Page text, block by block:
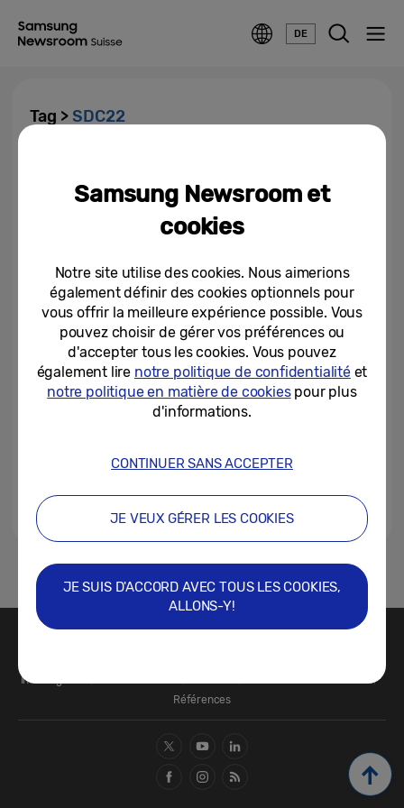
DE
Tag > SDC22
ère technologique Calm autour
de SmartThings lors de la...
12/09/2022
Infos légales
Références
Samsung Newsroom et
cookies
Notre site utilise des cookies. Nous aimerions
également définir des cookies optionnels pour
vous offrir la meilleure expérience possible. Vous
pouvez choisir de gérer vos préférences ou
d'accepter tous les cookies. Vous pouvez
également lire notre politique de confidentialitéet
notre politique en matière de cookiespour plus
d'informations.
CONTINUER SANS ACCEPTER
JE VEUX GÉRER LES COOKIES
JE SUIS D'ACCORD AVEC TOUS LES COOKIES,
ALLONS-Y!